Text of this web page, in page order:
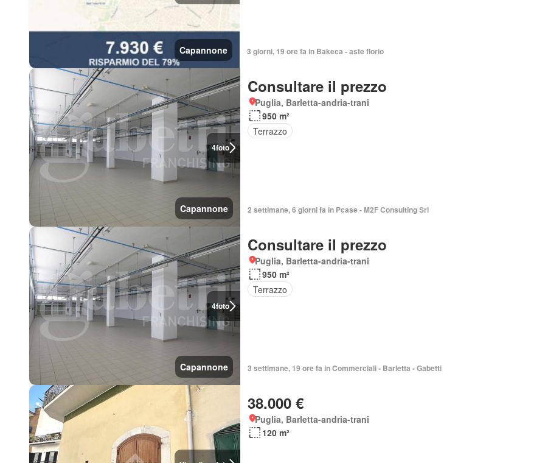
Capannone 3 giorni, 19 ore fa in Bakeca - aste florio
4foto
Capannone
Consultare il prezzo
Puglia, Barletta-andria-trani
950 m²
Terrazzo
2 settimane, 6 giorni fa in Pcase - M2F Consulting Srl
4foto
Capannone
Consultare il prezzo
Puglia, Barletta-andria-trani
950 m²
Terrazzo
3 settimane, 19 ore fa in Commerciali - Barletta - Gabetti
38.000 €
Puglia, Barletta-andria-trani
120 m²